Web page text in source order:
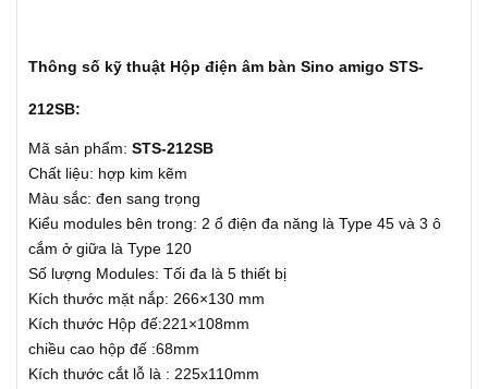
Thông số kỹ thuật Hộp điện âm bàn Sino amigo STS-
212SB:
Mã sản phẩm: STS-212SB
Chất liệu: hợp kim kẽm
Màu sắc: đen sang trọng
Kiểu modules bên trong: 2 ổ điện đa năng là Type 45 và 3 ô
cắm ở giữa là Type 120
Số lượng Modules: Tối đa là 5 thiết bị
Kích thước mặt nắp: 266×130 mm
Kích thước Hộp đế:221×108mm
chiều cao hộp đế :68mm
Kích thước cắt lỗ là : 225x110mm